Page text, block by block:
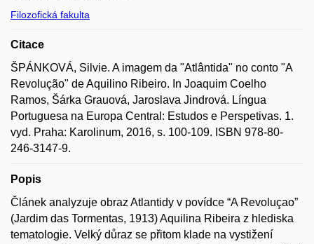
Filozofická fakulta
Citace
ŠPÁNKOVÁ, Silvie. A imagem da "Atlântida" no conto "A
Revolução" de Aquilino Ribeiro. In Joaquim Coelho
Ramos, Šárka Grauová, Jaroslava Jindrová. Língua
Portuguesa na Europa Central: Estudos e Perspetivas. 1.
vyd. Praha: Karolinum, 2016, s. 100-109. ISBN 978-80-
246-3147-9.
Popis
Článek analyzuje obraz Atlantidy v povídce “A Revoluçao”
(Jardim das Tormentas, 1913) Aquilina Ribeira z hlediska
tematologie. Velký důraz se přitom klade na vystižení